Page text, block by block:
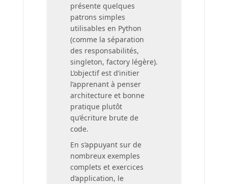
présente quelques
patrons simples
utilisables en Python
(comme la séparation
des responsabilités,
singleton, factory légère).
L’objectif est d’initier
l’apprenant à penser
architecture et bonne
pratique plutôt
qu’écriture brute de
code.
En s’appuyant sur de
nombreux exemples
complets et exercices
d’application, le